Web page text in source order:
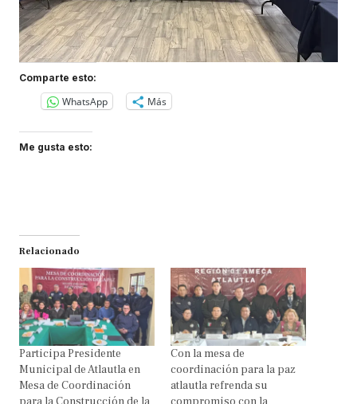
Comparte esto:
WhatsApp Más
Me gusta esto:
Relacionado
Participa Presidente
Municipal de Atlautla en
Mesa de Coordinación
Con la mesa de
coordinación para la paz
atlautla refrenda su